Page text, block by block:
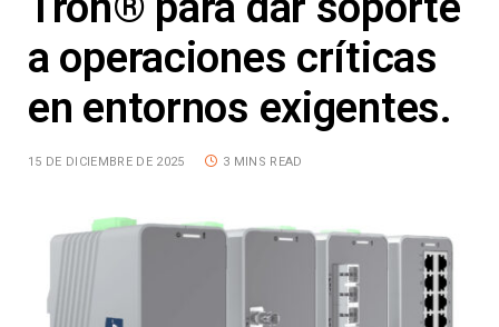
a operaciones críticas
en entornos exigentes.
15 DE DICIEMBRE DE 2025 3 MINS READ